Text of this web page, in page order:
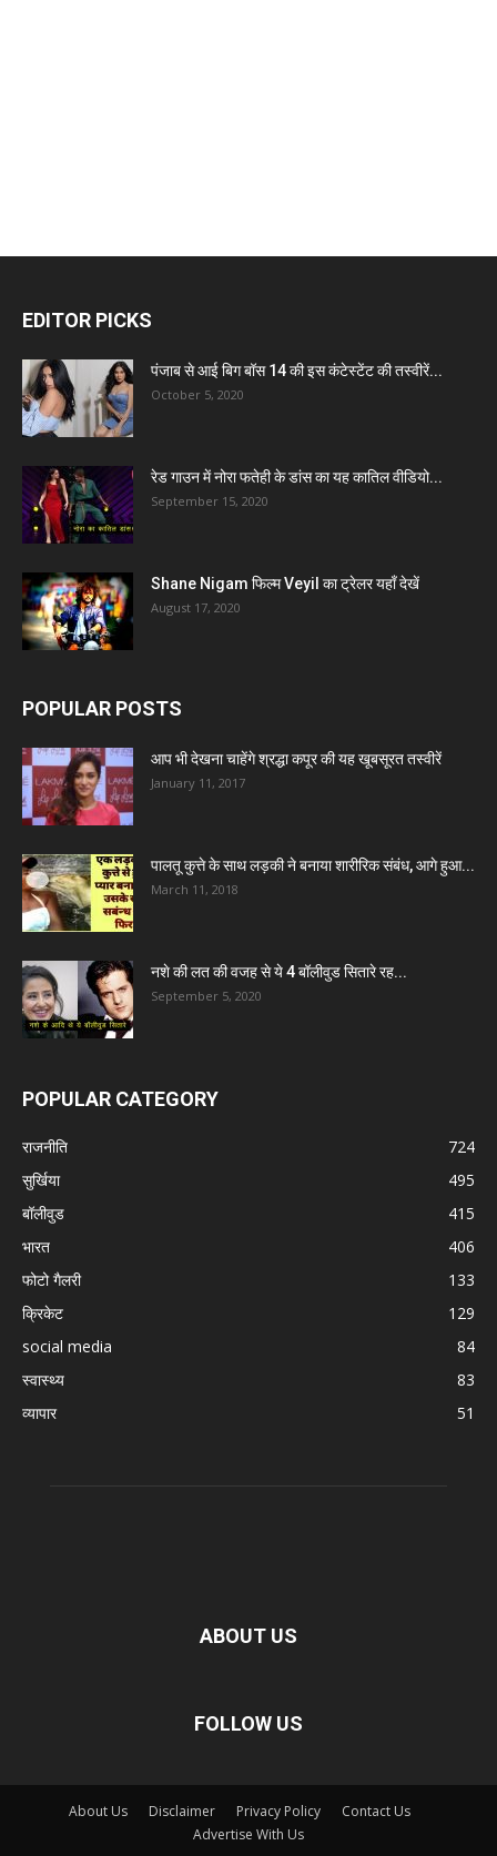
EDITOR PICKS
पंजाब से आई बिग बॉस 14 की इस कंटेस्टेंट की तस्वीरें...
October 5, 2020
रेड गाउन में नोरा फतेही के डांस का यह कातिल वीडियो...
September 15, 2020
Shane Nigam फिल्म Veyil का ट्रेलर यहाँ देखें
August 17, 2020
POPULAR POSTS
आप भी देखना चाहेंगे श्रद्धा कपूर की यह खूबसूरत तस्वीरें
January 11, 2017
पालतू कुत्ते के साथ लड़की ने बनाया शारीरिक संबंध, आगे हुआ...
March 11, 2018
नशे की लत की वजह से ये 4 बॉलीवुड सितारे रह...
September 5, 2020
POPULAR CATEGORY
राजनीति
724
सुर्खिया
495
बॉलीवुड
415
भारत
406
फोटो गैलरी
133
क्रिकेट
129
social media
84
स्वास्थ्य
83
व्यापार
51
ABOUT US
FOLLOW US
About Us Disclaimer Privacy Policy
Contact Us
Advertise With Us